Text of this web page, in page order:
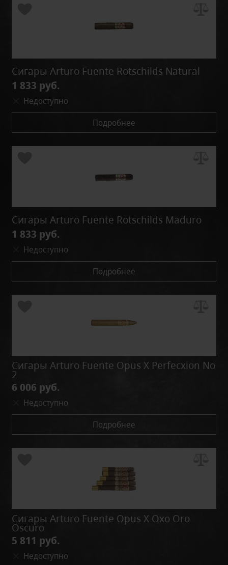
Сигары Arturo Fuente Rotschilds Natural
1 833 руб.
Недоступно
Подробнее
Сигары Arturo Fuente Rotschilds Maduro
1 833 руб.
Недоступно
Подробнее
Сигары Arturo Fuente Opus X Perfecxion No
2
6 006 руб.
Недоступно
Подробнее
Сигары Arturo Fuente Opus X Oxo Oro
Oscuro
5 811 руб.
Недоступно